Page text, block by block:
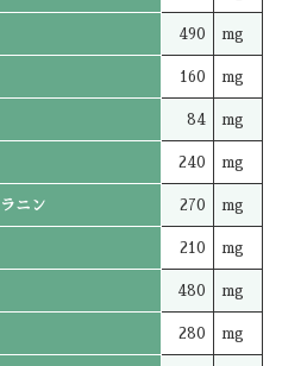
490 mg
160 mg
84 mg
240 mg
ニン 270 mg
210 mg
480 mg
280 mg